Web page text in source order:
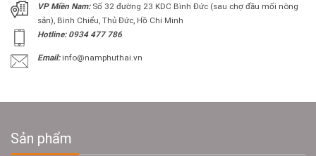
VP Miền Nam:Số 32 đường 23 KDC Bình Đức (sau chợ đầu mối nông
sản), Bình Chiểu, Thủ Đức, Hồ Chí Minh
Hotline: 0934 477 786
Email:info@namphuthai.vn
Sản phẩm